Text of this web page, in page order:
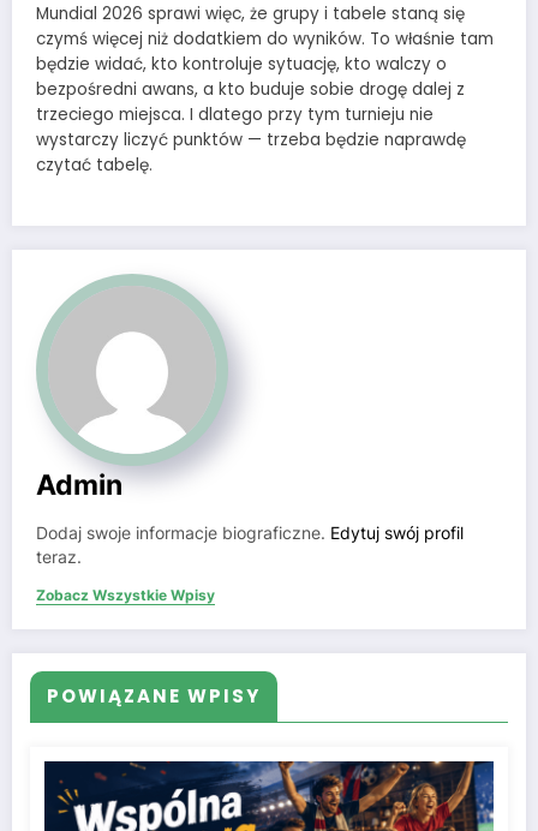
Mundial 2026 sprawi więc, że grupy i tabele staną się
czymś więcej niż dodatkiem do wyników. To właśnie tam
będzie widać, kto kontroluje sytuację, kto walczy o
bezpośredni awans, a kto buduje sobie drogę dalej z
trzeciego miejsca. I dlatego przy tym turnieju nie
wystarczy liczyć punktów — trzeba będzie naprawdę
czytać tabelę.
Admin
Dodaj swoje informacje biograficzne. Edytuj swój profil
teraz.
Zobacz Wszystkie Wpisy
POWIĄZANE WPISY